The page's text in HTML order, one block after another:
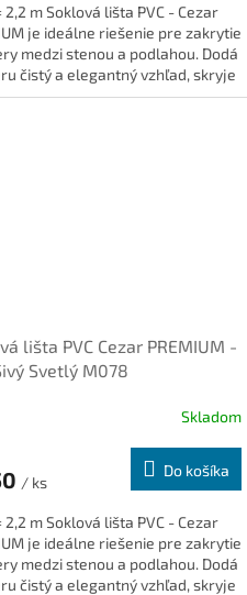
2,2 m Soklová lišta PVC - Cezar
je ideálne riešenie pre zakrytie
medzi stenou a podlahou. Dodá
čistý a elegantný vzhľad, skryje
je...
lišta PVC Cezar PREMIUM -
Svetlý M078
Skladom
/ ks
Do košíka
2,2 m Soklová lišta PVC - Cezar
je ideálne riešenie pre zakrytie
medzi stenou a podlahou. Dodá
čistý a elegantný vzhľad, skryje